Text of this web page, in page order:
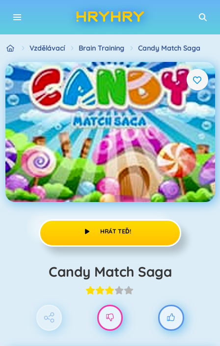
Vzdělávací Brain Training Candy Match Saga
HRÁT TEĎ!
Candy Match Saga